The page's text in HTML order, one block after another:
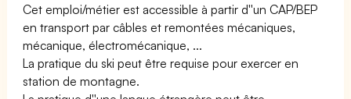
Cet emploi/métier est accessible à partir d''un CAP/BEP
en transport par câbles et remontées mécaniques,
mécanique, électromécanique, ...
La pratique du ski peut être requise pour exercer en
station de montagne.